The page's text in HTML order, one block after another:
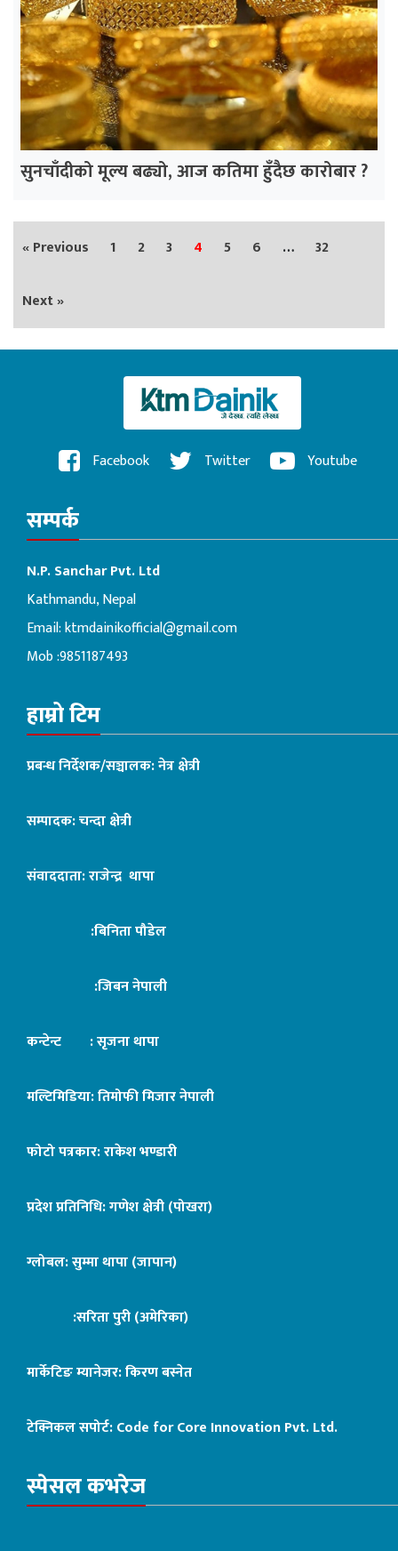
सुनचाँदीको मूल्य बढ्यो, आज कतिमा हुँदैछ कारोबार ?
« Previous 1 2 3 4 5 6 … 32
Next »
Facebook Twitter Youtube
सम्पर्क
N.P. Sanchar Pvt. Ltd
Kathmandu, Nepal
Email:ktmdainikofficial@gmail.com
Mob :9851187493
हाम्रो टिम
प्रबन्ध निर्देशक/सञ्चालक: नेत्र क्षेत्री
सम्पादक: चन्दा क्षेत्री
संवाददाता: राजेन्द्र थापा
:बिनिता पौडेल
:जिबन नेपाली
कन्टेन्ट : सृजना थापा
मल्टिमिडिया: तिमोफी मिजार नेपाली
फोटो पत्रकार: राकेश भण्डारी
प्रदेश प्रतिनिधि: गणेश क्षेत्री (पोखरा)
ग्लोबल: सुम्मा थापा (जापान)
:सरिता पुरी (अमेरिका)
मार्केटिङ म्यानेजर: किरण बस्नेत
टेक्निकल सपोर्ट:Code for Core Innovation Pvt. Ltd.
स्पेसल कभरेज